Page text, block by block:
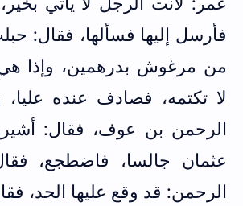
فأرسل إليها فسألها، فقال:
من مرغوش بدرهمين، وإذا
لا تكتمه، فصادف عنده عليا،
الرحمن بن عوف، فقال:
عثمان جالسا، فاضطجع،
الرحمن: قد وقع عليها الحد،